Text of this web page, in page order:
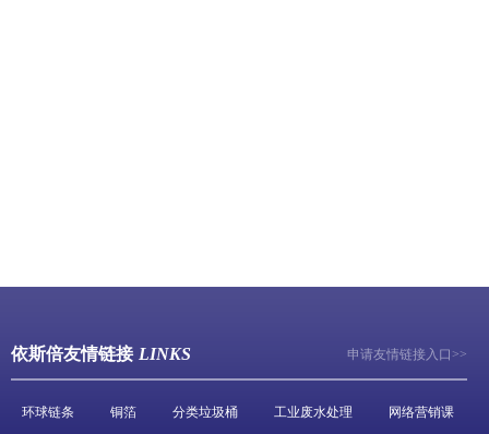
依斯倍友情链接 LINKS 申请友情链接入口>>
环球链条 铜箔 分类垃圾桶 工业废水处理
网络营销课